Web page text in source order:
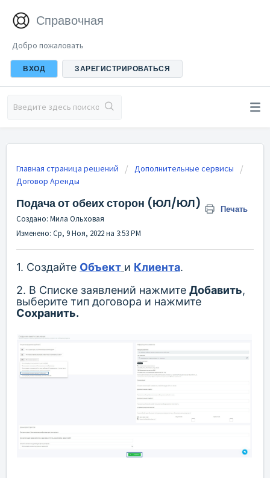
Справочная
Добро пожаловать
ВХОД ЗАРЕГИСТРИРОВАТЬСЯ
Главная страница решений
Дополнительные сервисы
Договор Аренды
Подача от обеих сторон (ЮЛ/ЮЛ) Печать
Создано: Мила Ольховая
Изменено: Ср, 9 Ноя, 2022 на 3:53 PM
1. Создайте Объект и Клиента.
2. В Списке заявлений нажмите Добавить,
выберите тип договора и нажмите
Сохранить.